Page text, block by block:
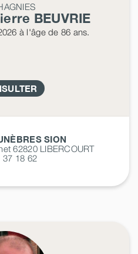
BEUVRIE
à l'âge de 86 ans.
SION
62820 LIBERCOURT
37 18 62